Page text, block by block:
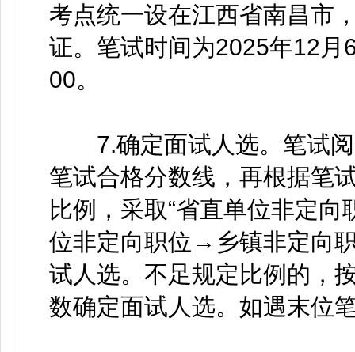
考点统一设在江西省南昌市
证。笔试时间为2025年12
00。
7.确定面试人选。笔试阅
笔试合格分数线，再根据笔
比例，采取“省直单位非定
位非定向职位→乡镇非定向
试人选。不足规定比例的，
数确定面试人选。如遇末位